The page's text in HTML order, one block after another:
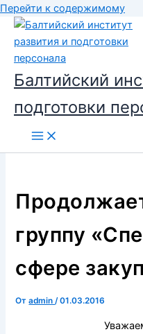
Перейти к содержимому
Балтийский
подготовки
группу
сфере
Отadmin/01.03.2016